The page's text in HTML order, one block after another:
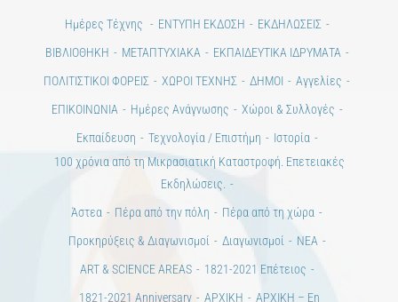
Ημέρες Τέχνης ΕΝΤΥΠΗ ΕΚΔΟΣΗ
ΕΚΔΗΛΩΣΕΙΣ
ΒΙΒΛΙΟΘΗΚΗ
ΜΕΤΑΠΤΥΧΙΑΚΑ
ΕΚΠΑΙΔΕΥΤΙΚΑ ΙΔΡΥΜΑΤΑ
ΠΟΛΙΤΙΣΤΙΚΟΙ ΦΟΡΕΙΣ
ΧΩΡΟΙ ΤΕΧΝΗΣ ΔΗΜΟΙ
Αγγελίες
ΕΠΙΚΟΙΝΩΝΙΑ
Ημέρες Ανάγνωσης
Χώροι & Συλλογές
Εκπαίδευση
Τεχνολογία / Επιστήμη
Ιστορία
100 χρόνια από τη Μικρασιατική Καταστροφή. Επετειακές
Εκδηλώσεις.
Άστεα
Πέρα από την πόλη
Πέρα από τη χώρα
Προκηρύξεις & Διαγωνισμοί
Διαγωνισμοί
ΝΕΑ
ART & SCIENCE AREAS
1821-2021 Επέτειος
1821-2021 Anniversary
ΑΡΧΙΚΗ ΑΡΧΙΚΗ – En